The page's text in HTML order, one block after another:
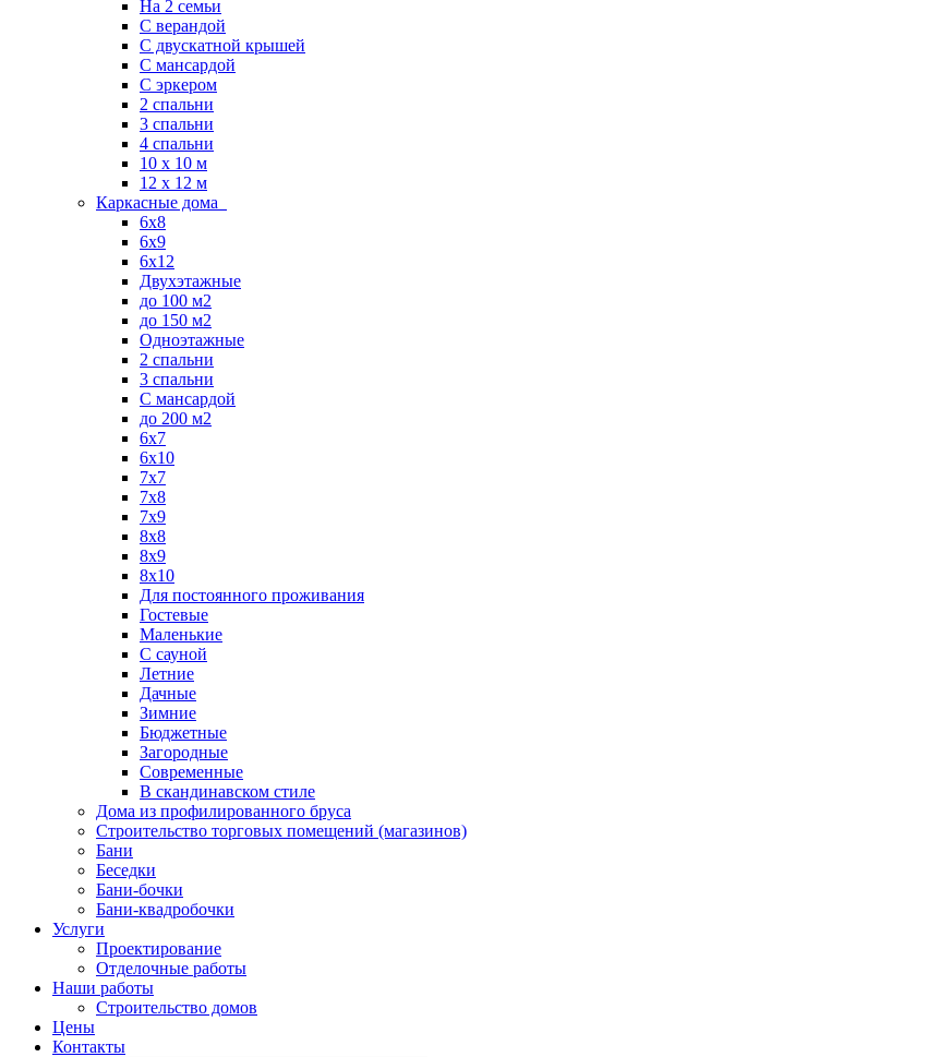
На 2 семьи
С верандой
С двускатной крышей
С мансардой
С эркером
2 спальни
3 спальни
4 спальни
10 x 10 м
12 x 12 м
Каркасные дома
6х8
6х9
6х12
Двухэтажные
до 100 м2
до 150 м2
Одноэтажные
2 спальни
3 спальни
С мансардой
до 200 м2
6х7
6х10
7х7
7х8
7х9
8х8
8х9
8х10
Для постоянного проживания
Гостевые
Маленькие
С сауной
Летние
Дачные
Зимние
Бюджетные
Загородные
Современные
В скандинавском стиле
Дома из профилированного бруса
Строительство торговых помещений (магазинов)
Бани
Беседки
Бани-бочки
Бани-квадробочки
Услуги
Проектирование
Отделочные работы
Наши работы
Строительство домов
Цены
Контакты